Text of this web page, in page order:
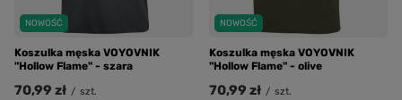
NOWOŚĆ
Koszulka męska VOYOVNIK
"Hollow Flame" - szara
70,99 zł / szt.
NOWOŚĆ
Koszulka męska VOYOVNIK
"Hollow Flame" - olive
70,99 zł / szt.